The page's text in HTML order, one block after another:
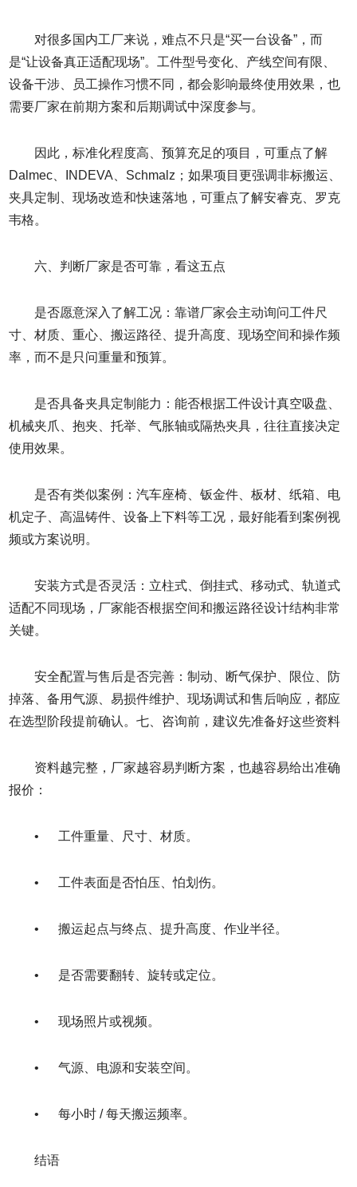
对很多国内工厂来说，难点不只是“买一台设备”，而
是“让设备真正适配现场”。工件型号变化、产线空间有限、
设备干涉、员工操作习惯不同，都会影响最终使用效果，也
需要厂家在前期方案和后期调试中深度参与。
因此，标准化程度高、预算充足的项目，可重点了解
Dalmec、INDEVA、Schmalz；如果项目更强调非标搬运、
夹具定制、现场改造和快速落地，可重点了解安睿克、罗克
韦格。
六、判断厂家是否可靠，看这五点
是否愿意深入了解工况：靠谱厂家会主动询问工件尺
寸、材质、重心、搬运路径、提升高度、现场空间和操作频
率，而不是只问重量和预算。
是否具备夹具定制能力：能否根据工件设计真空吸盘、
机械夹爪、抱夹、托举、气胀轴或隔热夹具，往往直接决定
使用效果。
是否有类似案例：汽车座椅、钣金件、板材、纸箱、电
机定子、高温铸件、设备上下料等工况，最好能看到案例视
频或方案说明。
安装方式是否灵活：立柱式、倒挂式、移动式、轨道式
适配不同现场，厂家能否根据空间和搬运路径设计结构非常
关键。
安全配置与售后是否完善：制动、断气保护、限位、防
掉落、备用气源、易损件维护、现场调试和售后响应，都应
在选型阶段提前确认。七、咨询前，建议先准备好这些资料
资料越完整，厂家越容易判断方案，也越容易给出准确
报价：
• 工件重量、尺寸、材质。
• 工件表面是否怕压、怕划伤。
• 搬运起点与终点、提升高度、作业半径。
• 是否需要翻转、旋转或定位。
• 现场照片或视频。
• 气源、电源和安装空间。
• 每小时 / 每天搬运频率。
结语